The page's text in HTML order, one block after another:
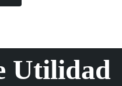
Utilidad